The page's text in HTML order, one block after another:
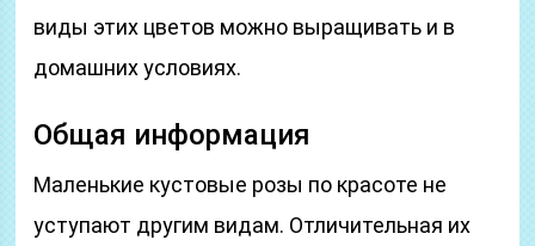
виды этих цветов можно выращивать и в
домашних условиях.
Общая информация
Маленькие кустовые розы по красоте не
уступают другим видам. Отличительная их